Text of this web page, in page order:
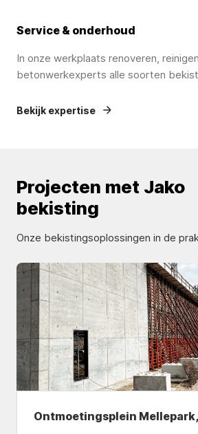
Service & onderhoud
In onze werkplaats renoveren,
betonwerkexperts alle soorten
Bekijk expertise
Projecten met Jako
bekisting
Onze bekistingsoplossingen in de
Ontmoetingsplein